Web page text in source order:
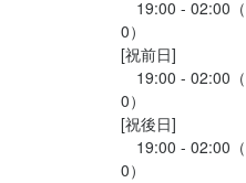
19:00 - 02:00
0）
[祝前日]
19:00 - 02:00
0）
[祝後日]
19:00 - 02:00
0）